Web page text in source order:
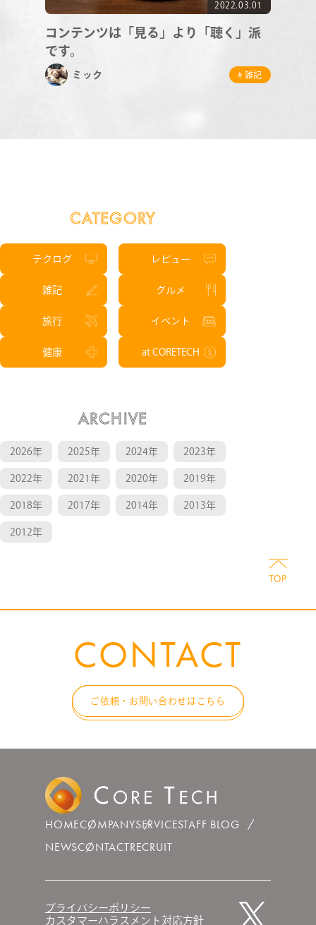
2022.03.01
コンテンツは「見る」より「聴く」派
です。
ミック # 雑記
CATEGORY
テクログ レビュー
雑記 グルメ
旅行 イベント
健康 at CORETECH
ARCHIVE
2026年 2025年 2024年 2023年
2022年 2021年 2020年 2019年
2018年 2017年 2014年 2013年
2012年
CONTACT
ご依頼・お問い合わせはこちら
HOMECOMPANYSERVICESTAFF BLOG
NEWSCONTACTRECRUIT
プライバシーポリシー
カスタマーハラスメント対応方針